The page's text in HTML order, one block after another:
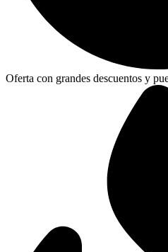
Oferta con grandes descuentos y